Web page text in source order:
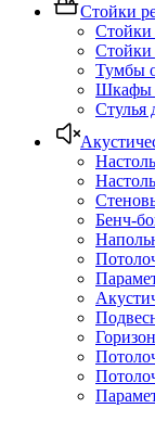
Стойки
Стойки
Тумбы
Шкафы
Стулья
Бенч-